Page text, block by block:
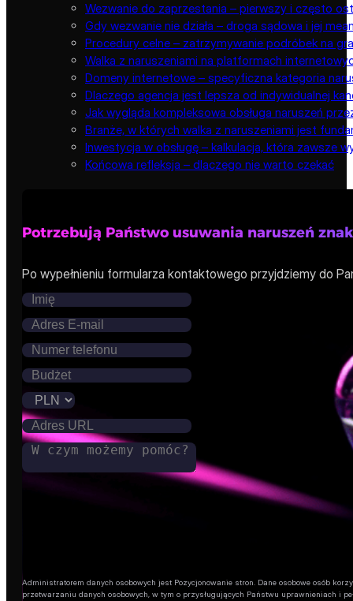
Wezwanie do zaprzestania – pierwszy i często
Gdy wezwanie nie działa – droga sądowa i jej
Procedury celne – zatrzymywanie podróbek na
Walka z naruszeniami na platformach
Domeny internetowe – specyficzna kategoria
Dlaczego agencja jest lepsza od indywidualnej
Jak wygląda kompleksowa obsługa naruszeń
Branże, w których walka z naruszeniami jest
Inwestycja w obsługę – kalkulacja, która zawsze
Końcowa refleksja – dlaczego nie warto czekać
Potrzebują Państwo usuwania naruszeń
Po wypełnieniu formularza kontaktowego przyjdziemy do
Administratorem danych osobowych jest Pozycjonowanie stron. Dane osobowe osób
przetwarzaniu danych osobowych, w tym o przysługujących Państwu uprawnieniach i